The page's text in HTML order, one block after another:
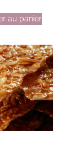
au panier